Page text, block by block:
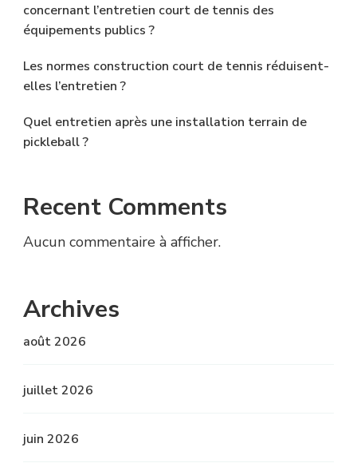
concernant l’entretien court de tennis des
équipements publics ?
Les normes construction court de tennis réduisent-
elles l’entretien ?
Quel entretien après une installation terrain de
pickleball ?
Recent Comments
Aucun commentaire à afficher.
Archives
août 2026
juillet 2026
juin 2026